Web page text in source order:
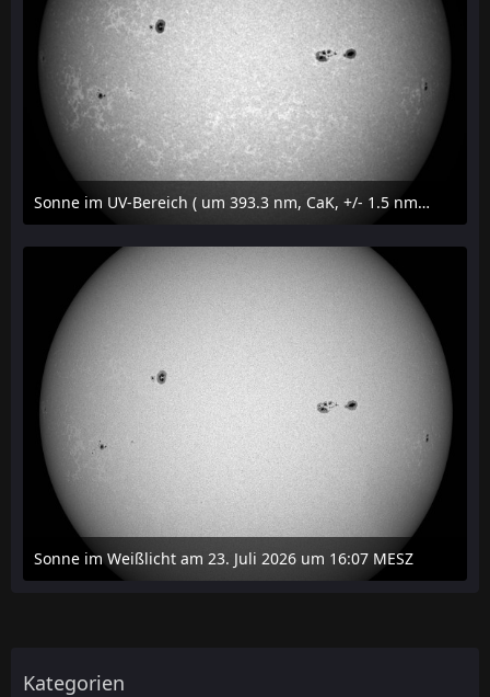
Sonne im UV-Bereich ( um 393.3 nm, CaK, +/- 1.5 nm) am 23. Juli 2026 um 16:15 MESZ
24. Juli 2026 um 20:42
Sonne im Weißlicht am 23. Juli 2026 um 16:07 MESZ
24. Juli 2026 um 20:42
Kategorien